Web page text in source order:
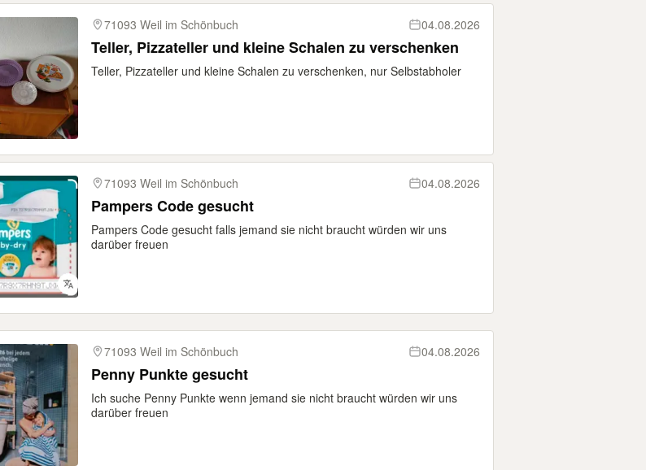
71093 Weil im Schönbuch 04.08.2026
Teller, Pizzateller und kleine Schalen zu verschenken
Teller, Pizzateller und kleine Schalen zu verschenken, nur Selbstabholer
71093 Weil im Schönbuch 04.08.2026
Pampers Code gesucht
Pampers Code gesucht falls jemand sie nicht braucht würden wir uns
darüber freuen
71093 Weil im Schönbuch 04.08.2026
Penny Punkte gesucht
Ich suche Penny Punkte wenn jemand sie nicht braucht würden wir uns
darüber freuen